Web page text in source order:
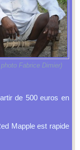
Fabrice Dimier)
de 500 euros en
Mapple est rapide